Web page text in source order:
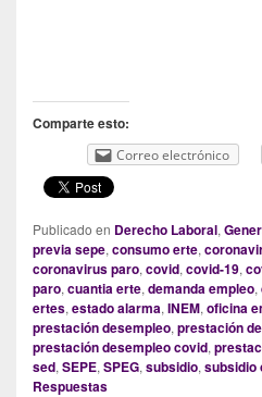
Comparte esto:
Correo electrónico
Publicado en Derecho Laboral,
previa sepe, consumo erte,
coronavirus paro, covid, covid-19,
paro, cuantia erte, demanda empleo,
ertes, estado alarma, INEM, oficina
prestación desempleo, prestación
prestación desempleo covid,
sed, SEPE, SPEG, subsidio, subsidio
Respuestas